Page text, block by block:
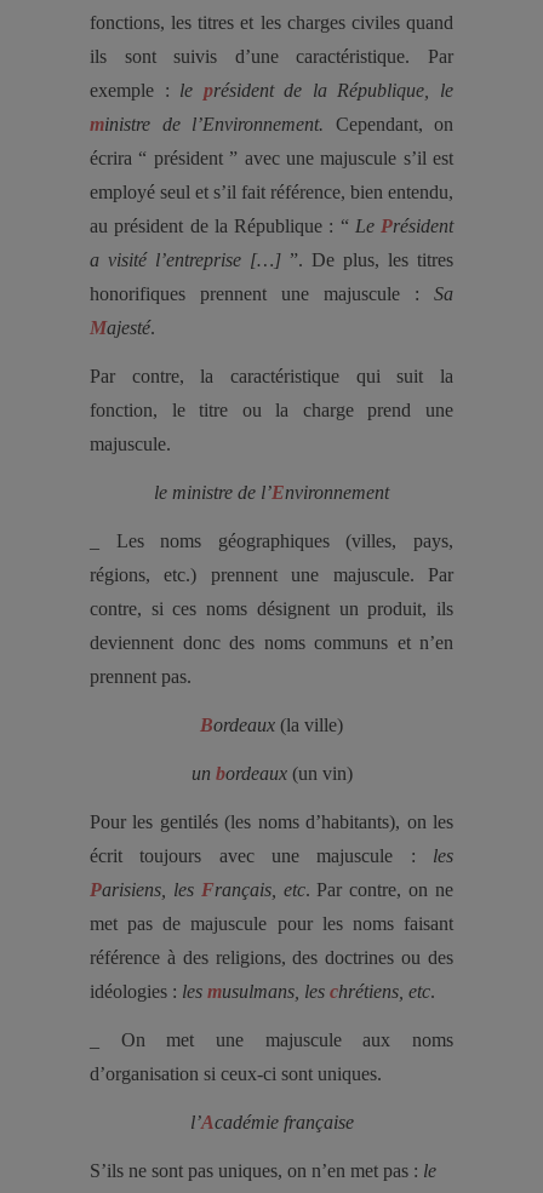
fonctions, les titres et les charges civiles quand
ils sont suivis d’une caractéristique. Par
exemple : le président de la République, le
ministre de l’Environnement. Cependant, on
écrira “ président ” avec une majuscule s’il est
employé seul et s’il fait référence, bien entendu,
au président de la République : “ Le Président
a visité l’entreprise […] ”. De plus, les titres
honorifiques prennent une majuscule : Sa
Majesté.
Par contre, la caractéristique qui suit la
fonction, le titre ou la charge prend une
majuscule.
le ministre de l’Environnement
_ Les noms géographiques (villes, pays,
régions, etc.) prennent une majuscule. Par
contre, si ces noms désignent un produit, ils
deviennent donc des noms communs et n’en
prennent pas.
Bordeaux (la ville)
un bordeaux(un vin)
Pour les gentilés (les noms d’habitants), on les
écrit toujours avec une majuscule : les
Parisiens, les Français, etc. Par contre, on ne
met pas de majuscule pour les noms faisant
référence à des religions, des doctrines ou des
idéologies : les musulmans, les chrétiens, etc.
_ On met une majuscule aux noms
d’organisation si ceux-ci sont uniques.
l’Académie française
S’ils ne sont pas uniques, on n’en met pas : le